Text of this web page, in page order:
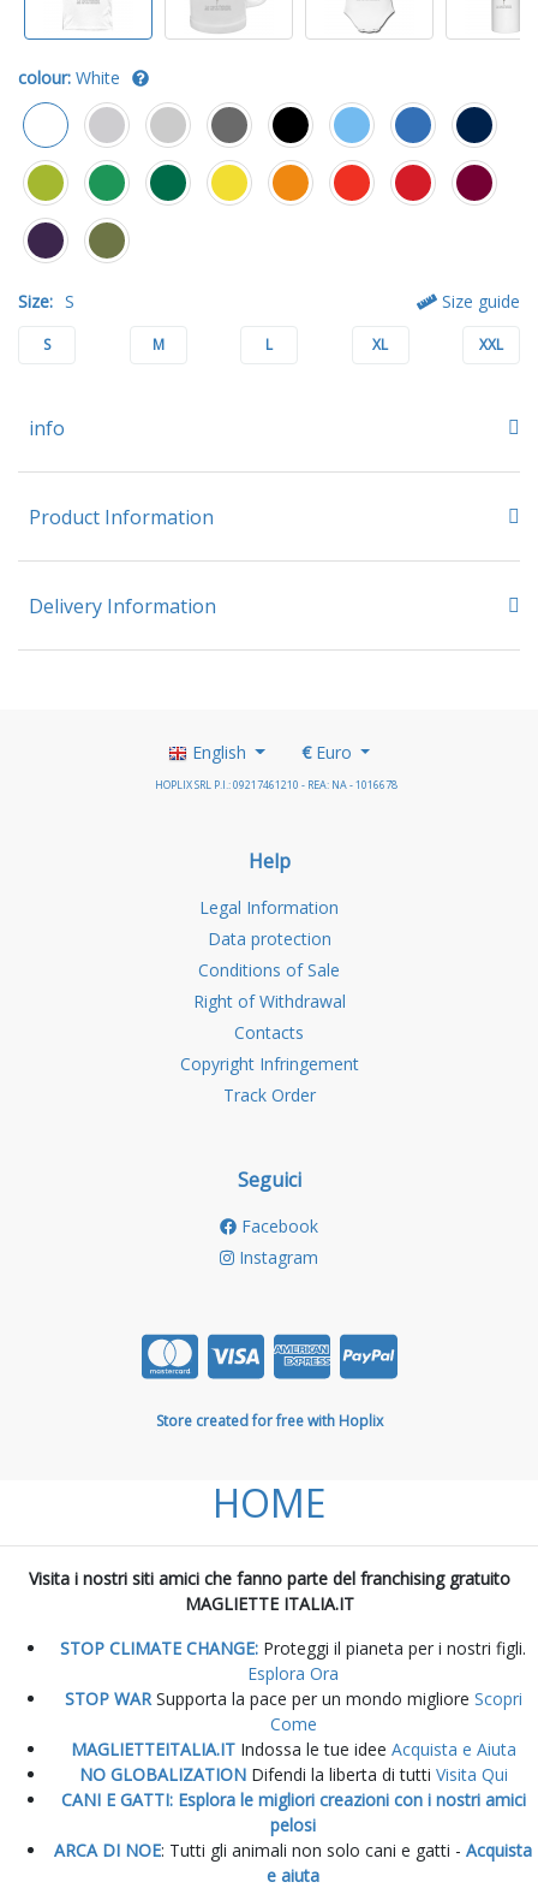
colour: White
Size: S Size guide
S M L XL XXL
info
Product Information
Delivery Information
English €Euro
HOPLIX SRL P.I.: 09217461210 - REA: NA - 1016678
Help
Legal Information
Data protection
Conditions of Sale
Right of Withdrawal
Contacts
Copyright Infringement
Track Order
Seguici
Facebook
Instagram
Store created for free with Hoplix
HOME
Visita i nostri siti amici che fanno parte del franchising gratuito
MAGLIETTE ITALIA.IT
STOP CLIMATE CHANGE: Proteggi il pianeta per i nostri figli.
Esplora Ora
STOP WARSupporta la pace per un mondo migliore Scopri
Come
MAGLIETTEITALIA.ITIndossa le tue idee Acquista e Aiuta
NO GLOBALIZATION Difendi la liberta di tutti Visita Qui
CANI E GATTI: Esplora le migliori creazioni con i nostri amici
pelosi
ARCA DI NOE: Tutti gli animali non solo cani e gatti - Acquista
e aiuta